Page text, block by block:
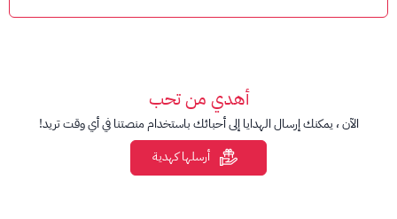
ما هي صلاحية مزاجي 60؟
كيف يمكنني شحن مزاجي 60؟
من خلال تطبيق ريد بول موبايل
من خلال موقع ريد بول موبايل الإلكتروني
أهدي من تحب
الآن ، يمكنك إرسال الهدايا إلى أحبائك باستخدام منصتنا في أي وقت تريد!
أرسلها كهدية